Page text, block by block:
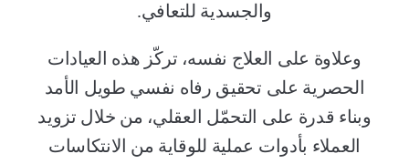
والجسدية للتعافي.
وعلاوة على العلاج نفسه، تركّز هذه العيادات
الحصرية على تحقيق رفاه نفسي طويل الأمد
وبناء قدرة على التحمّل العقلي، من خلال تزويد
العملاء بأدوات عملية للوقاية من الانتكاسات